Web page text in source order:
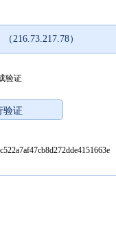
216.73.217.78）
验证